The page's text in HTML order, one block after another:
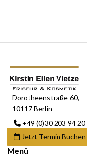
Dorotheenstraße 60,
10117 Berlin
+49 (0)30 203 94 20
Jetzt Termin Buchen
Menü